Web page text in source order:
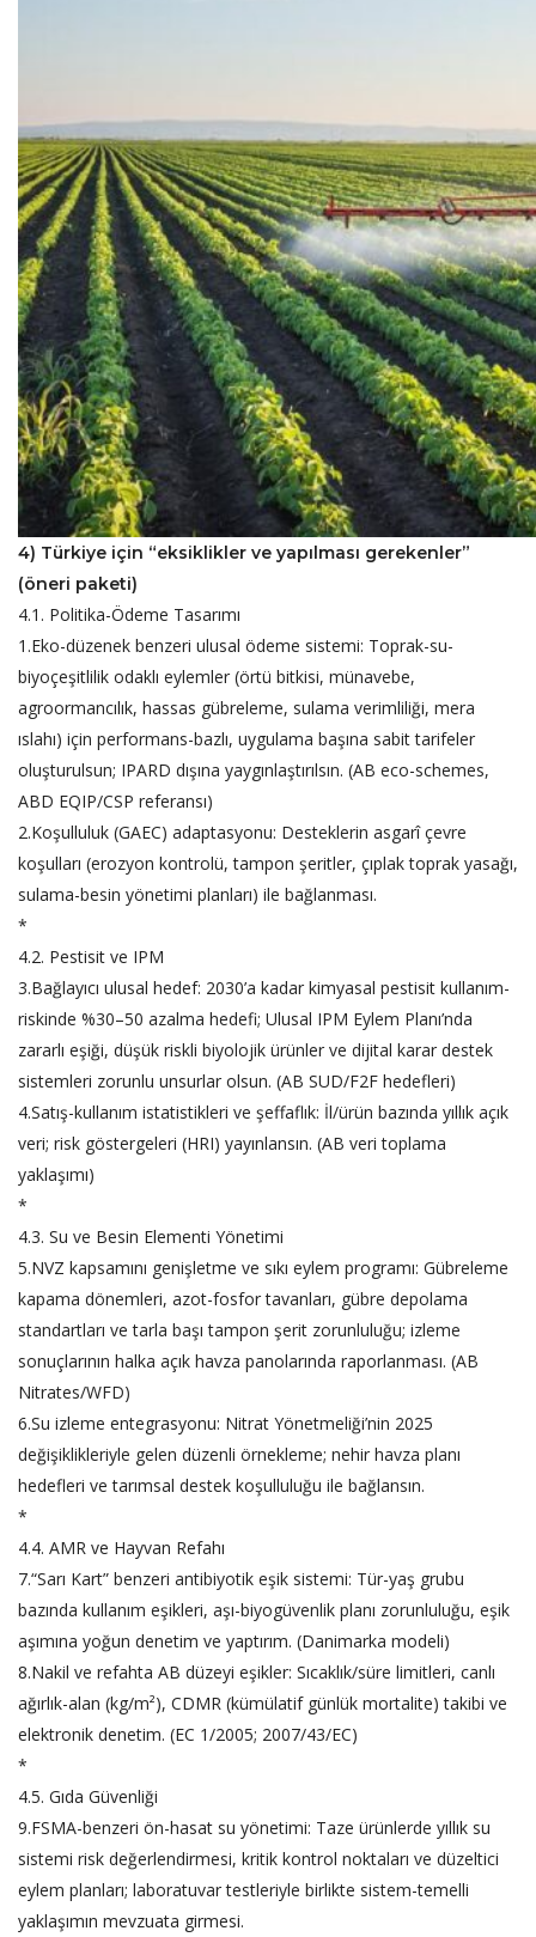
4) Türkiye için “eksiklikler ve yapılması gerekenler”
(öneri paketi)
4.1. Politika-Ödeme Tasarımı
1.Eko-düzenek benzeri ulusal ödeme sistemi: Toprak-su-
biyoçeşitlilik odaklı eylemler (örtü bitkisi, münavebe,
agroormancılık, hassas gübreleme, sulama verimliliği, mera
ıslahı) için performans-bazlı, uygulama başına sabit tarifeler
oluşturulsun; IPARD dışına yaygınlaştırılsın. (AB eco-schemes,
ABD EQIP/CSP referansı)
2.Koşulluluk (GAEC) adaptasyonu: Desteklerin asgarî çevre
koşulları (erozyon kontrolü, tampon şeritler, çıplak toprak yasağı,
sulama-besin yönetimi planları) ile bağlanması.
*
4.2. Pestisit ve IPM
3.Bağlayıcı ulusal hedef: 2030’a kadar kimyasal pestisit kullanım-
riskinde %30–50 azalma hedefi; Ulusal IPM Eylem Planı’nda
zararlı eşiği, düşük riskli biyolojik ürünler ve dijital karar destek
sistemleri zorunlu unsurlar olsun. (AB SUD/F2F hedefleri)
4.Satış-kullanım istatistikleri ve şeffaflık: İl/ürün bazında yıllık açık
veri; risk göstergeleri (HRI) yayınlansın. (AB veri toplama
yaklaşımı)
*
4.3. Su ve Besin Elementi Yönetimi
5.NVZ kapsamını genişletme ve sıkı eylem programı: Gübreleme
kapama dönemleri, azot-fosfor tavanları, gübre depolama
standartları ve tarla başı tampon şerit zorunluluğu; izleme
sonuçlarının halka açık havza panolarında raporlanması. (AB
Nitrates/WFD)
6.Su izleme entegrasyonu: Nitrat Yönetmeliği’nin 2025
değişiklikleriyle gelen düzenli örnekleme; nehir havza planı
hedefleri ve tarımsal destek koşulluluğu ile bağlansın.
*
4.4. AMR ve Hayvan Refahı
7.“Sarı Kart” benzeri antibiyotik eşik sistemi: Tür-yaş grubu
bazında kullanım eşikleri, aşı-biyogüvenlik planı zorunluluğu, eşik
aşımına yoğun denetim ve yaptırım. (Danimarka modeli)
8.Nakil ve refahta AB düzeyi eşikler: Sıcaklık/süre limitleri, canlı
ağırlık-alan (kg/m²), CDMR (kümülatif günlük mortalite) takibi ve
elektronik denetim. (EC 1/2005; 2007/43/EC)
*
4.5. Gıda Güvenliği
9.FSMA-benzeri ön-hasat su yönetimi: Taze ürünlerde yıllık su
sistemi risk değerlendirmesi, kritik kontrol noktaları ve düzeltici
eylem planları; laboratuvar testleriyle birlikte sistem-temelli
yaklaşımın mevzuata girmesi.